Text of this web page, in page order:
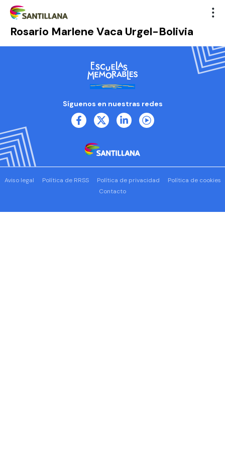
Rosario Marlene Vaca Urgel-Bolivia
Síguenos en nuestras redes
Aviso legal Política de RRSS Política de privacidad
Política de cookies
Contacto